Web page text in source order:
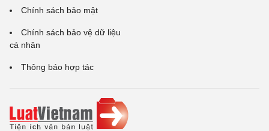
Chính sách bảo mật
Chính sách bảo vệ dữ liệu
cá nhân
Thông báo hợp tác